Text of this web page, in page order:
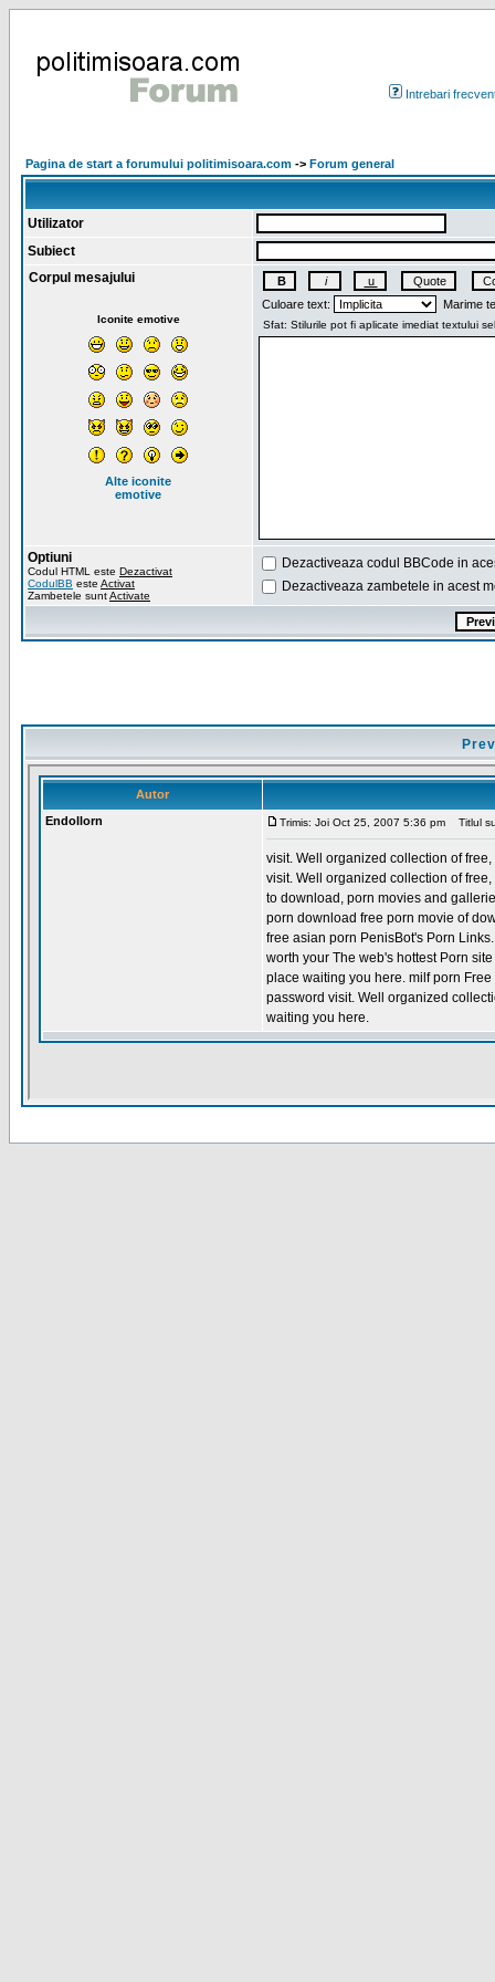
Intrebari
Pagina de start a forumului politimisoara.com -> Forum general
Utilizator
Subiect
Corpul mesajului
Iconite emotive
Alte iconite
emotive
Culoare text: Marime
Optiuni
Codul HTML este Dezactivat
CodulBB este Activat
Zambetele suntActivate
Dezactiveaza codul BBCode in
Dezactiveaza zambetele in acest